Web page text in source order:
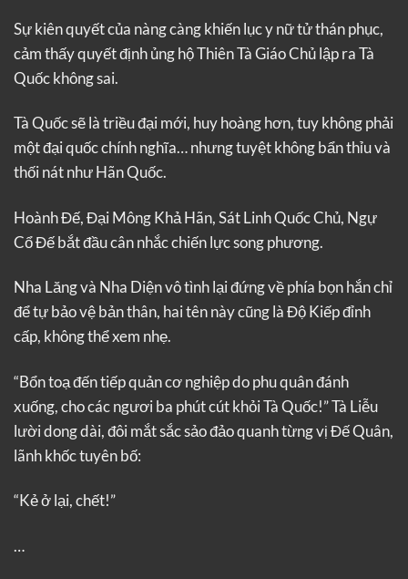
Sự kiên quyết của nàng càng khiến lục y nữ tử thán phục,
cảm thấy quyết định ủng hộ Thiên Tà Giáo Chủ lập ra Tà
Quốc không sai.
Tà Quốc sẽ là triều đại mới, huy hoàng hơn, tuy không phải
một đại quốc chính nghĩa… nhưng tuyệt không bẩn thỉu và
thối nát như Hãn Quốc.
Hoành Đế, Đại Mông Khả Hãn, Sát Linh Quốc Chủ, Ngự
Cổ Đế bắt đầu cân nhắc chiến lực song phương.
Nha Lăng và Nha Diện vô tình lại đứng về phía bọn hắn chỉ
để tự bảo vệ bản thân, hai tên này cũng là Độ Kiếp đỉnh
cấp, không thể xem nhẹ.
“Bổn toạ đến tiếp quản cơ nghiệp do phu quân đánh
xuống, cho các ngươi ba phút cút khỏi Tà Quốc!” Tà Liễu
lười dong dài, đôi mắt sắc sảo đảo quanh từng vị Đế Quân,
lãnh khốc tuyên bố:
“Kẻ ở lại, chết!”
…